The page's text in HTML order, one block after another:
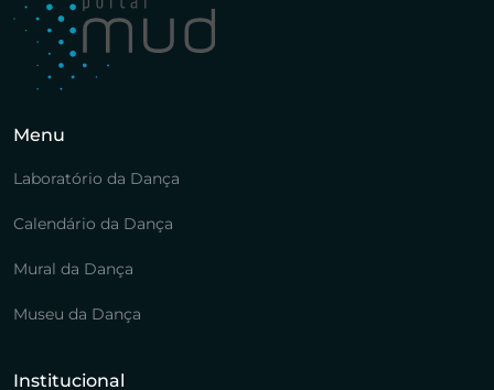
Menu
Laboratório da Dança
Calendário da Dança
Mural da Dança
Museu da Dança
Institucional